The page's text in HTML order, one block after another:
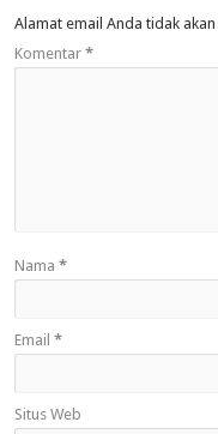
Alamat email Anda tidak
Komentar *
Nama *
Email *
Situs Web